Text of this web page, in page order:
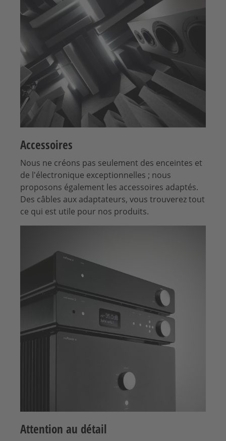
Accessoires
Nous ne créons pas seulement des enceintes et
de l'électronique exceptionnelles ; nous
proposons également les accessoires adaptés.
Des câbles aux adaptateurs, vous trouverez tout
ce qui est utile pour nos produits.
Attention au détail